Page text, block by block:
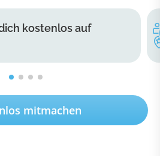
kostenlos auf
mitmachen